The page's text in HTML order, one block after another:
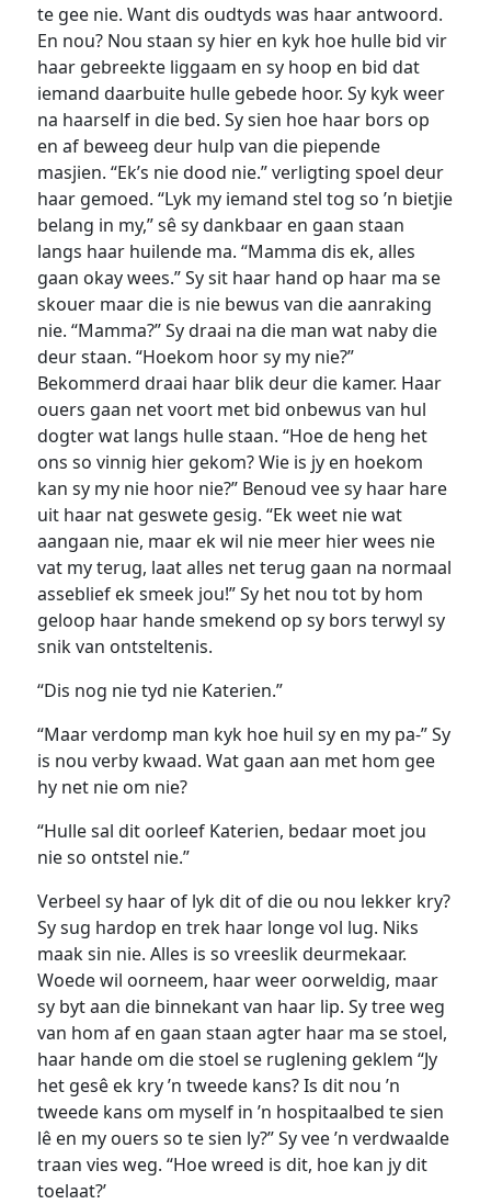
te gee nie. Want dis oudtyds was haar antwoord.
En nou? Nou staan sy hier en kyk hoe hulle bid vir
haar gebreekte liggaam en sy hoop en bid dat
iemand daarbuite hulle gebede hoor. Sy kyk weer
na haarself in die bed. Sy sien hoe haar bors op
en af beweeg deur hulp van die piepende
masjien. “Ek’s nie dood nie.” verligting spoel deur
haar gemoed. “Lyk my iemand stel tog so ’n bietjie
belang in my,” sê sy dankbaar en gaan staan
langs haar huilende ma. “Mamma dis ek, alles
gaan okay wees.” Sy sit haar hand op haar ma se
skouer maar die is nie bewus van die aanraking
nie. “Mamma?” Sy draai na die man wat naby die
deur staan. “Hoekom hoor sy my nie?”
Bekommerd draai haar blik deur die kamer. Haar
ouers gaan net voort met bid onbewus van hul
dogter wat langs hulle staan. “Hoe de heng het
ons so vinnig hier gekom? Wie is jy en hoekom
kan sy my nie hoor nie?” Benoud vee sy haar hare
uit haar nat geswete gesig. “Ek weet nie wat
aangaan nie, maar ek wil nie meer hier wees nie
vat my terug, laat alles net terug gaan na normaal
asseblief ek smeek jou!” Sy het nou tot by hom
geloop haar hande smekend op sy bors terwyl sy
snik van ontsteltenis.
“Dis nog nie tyd nie Katerien.”
“Maar verdomp man kyk hoe huil sy en my pa-” Sy
is nou verby kwaad. Wat gaan aan met hom gee
hy net nie om nie?
“Hulle sal dit oorleef Katerien, bedaar moet jou
nie so ontstel nie.”
Verbeel sy haar of lyk dit of die ou nou lekker kry?
Sy sug hardop en trek haar longe vol lug. Niks
maak sin nie. Alles is so vreeslik deurmekaar.
Woede wil oorneem, haar weer oorweldig, maar
sy byt aan die binnekant van haar lip. Sy tree weg
van hom af en gaan staan agter haar ma se stoel,
haar hande om die stoel se ruglening geklem “Jy
het gesê ek kry ’n tweede kans? Is dit nou ’n
tweede kans om myself in ’n hospitaalbed te sien
lê en my ouers so te sien ly?” Sy vee ’n verdwaalde
traan vies weg. “Hoe wreed is dit, hoe kan jy dit
toelaat?’